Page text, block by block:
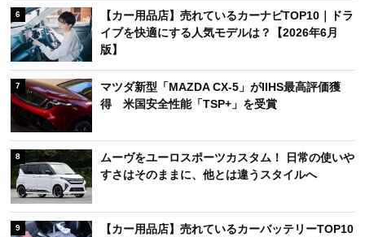
6
【カー用品店】売れているカーナビTOP10｜ドラ
イブを快適にする人気モデルは？【2026年6月
版】
7
マツダ新型「MAZDA CX-5」がIIHS最高評価獲
得 米国安全性能「TSP+」を受賞
8
ムーヴをユーロスポーツカスタム！ 日常の使いや
すさはそのままに、他とは違うスタイルへ
9
【カー用品店】売れているカーバッテリーTOP10